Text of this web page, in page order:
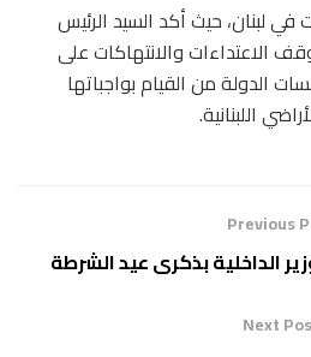
في لبنان، حيث أكد السيد الرئيس
الاعتداءات والانتهاكات على
الدولة من القيام بواجباتها
اللبنانية.
Previous
الداخلية بذكرى عيد الشرطة
Next